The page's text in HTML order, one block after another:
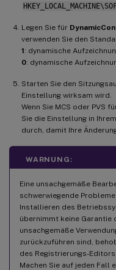
Legen Sie für
verwenden Sie den
1: dynamische
0: dynamische
Starten Sie den
Einstellung wirksam wird.
Wenn Sie MCS oder PVS
Sie die Einstellung in
durch, damit Ihre
WARNUNG:
Eine unsachgemäße
schwerwiegende
Installieren des
übernimmt keine Garantie
unsachgemäße
zurückzuführen sind,
des Registrierungs-
Machen Sie auf jeden Fall